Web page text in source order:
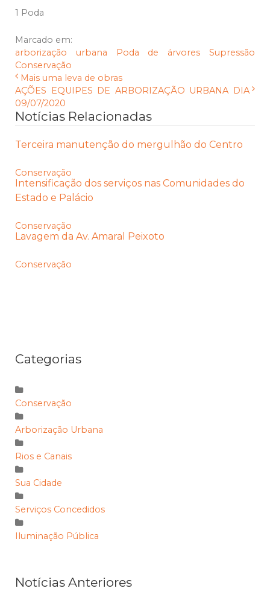
1 Poda
Marcado em:
arborização urbana
Poda de árvores
Supressão
Conservação
Mais uma leva de obras
AÇÕES EQUIPES DE ARBORIZAÇÃO URBANA DIA
09/07/2020
Notícias Relacionadas
Terceira manutenção do mergulhão do Centro
Conservação
Intensificação dos serviços nas Comunidades do
Estado e Palácio
Conservação
Lavagem da Av. Amaral Peixoto
Conservação
Categorias
Conservação
Arborização Urbana
Rios e Canais
Sua Cidade
Serviços Concedidos
Iluminação Pública
Notícias Anteriores